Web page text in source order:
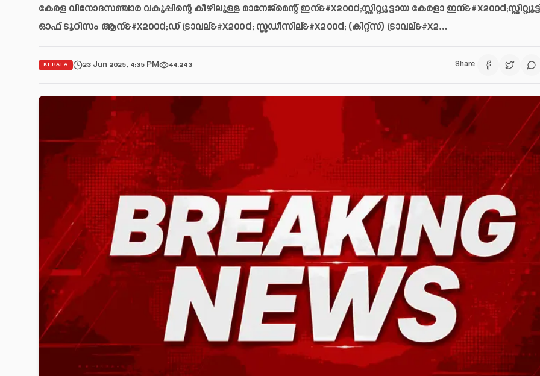
കേരള വിനോദസഞ്ചാര വകുപ്പിന്റെ കീഴിലുള്ള മാനേജ്‌മെന്റ്‌ ഇന്&#x200d;സ്റ്റിറ്റ്യൂട്ടായ കേരളാ
ഓഫ് ടൂറിസം ആന്&#x200d;ഡ് ട്രാവല്&#x200d; സ്റ്റഡീസില്&#x200d; (കിറ്റ്സ്) ട്രാവല്&#x2…
KERALA 23 Jun 2025, 4:35 PM 44,243 Share